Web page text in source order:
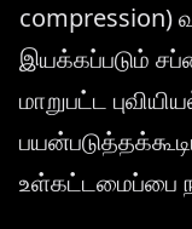
compression)
இயக்கப்படும்
மாறுபட்ட
உள்கட்டமைப்பை